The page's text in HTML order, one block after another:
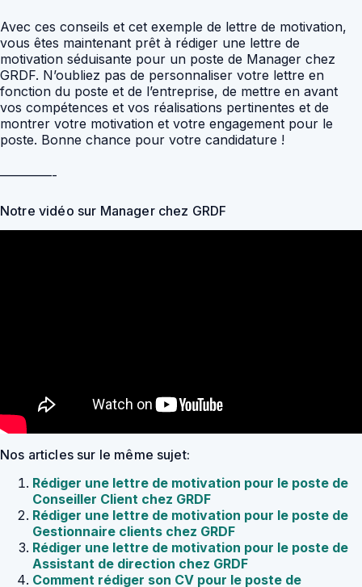
Avec ces conseils et cet exemple de lettre de motivation,
vous êtes maintenant prêt à rédiger une lettre de
motivation séduisante pour un poste de Manager chez
GRDF. N’oubliez pas de personnaliser votre lettre en
fonction du poste et de l’entreprise, de mettre en avant
vos compétences et vos réalisations pertinentes et de
montrer votre motivation et votre engagement pour le
poste. Bonne chance pour votre candidature !
————-
Notre vidéo sur Manager chez GRDF
Nos articles sur le même sujet:
Rédiger une lettre de motivation pour le poste de
Conseiller Client chez GRDF
Rédiger une lettre de motivation pour le poste de
Gestionnaire clients chez GRDF
Rédiger une lettre de motivation pour le poste de
Assistant de direction chez GRDF
Comment rédiger son CV pour le poste de